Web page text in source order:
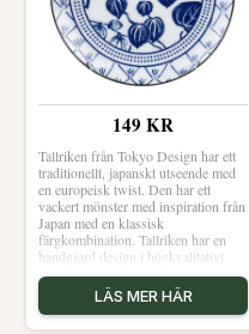
149 KR
Tallriken från Tokyo Design har ett
traditionellt, japanskt utseende med
en europeisk twist. Den har ett
vackert mönster med inspiration från
Japan med en klassisk
färgkombination. Tallriken har en
handgjord design i högkvalitativt
porslin perfekt för vardagsbruk. Ge
din inredning en personlig touch
genom att mixa produkten med andra
mönster från samma serie. Det
LÄS MER HÄR